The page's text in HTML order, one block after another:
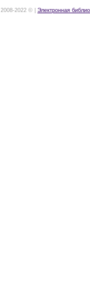
2008-2022 © | Электронная